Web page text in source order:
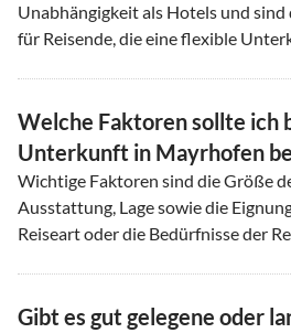
Unabhängigkeit als Hotels und
für Reisende, die eine flexible
Welche Faktoren sollte ich
Unterkunft in Mayrhofen
Wichtige Faktoren sind die Größe
Ausstattung, Lage sowie die
Reiseart oder die Bedürfnisse der
Gibt es gut gelegene oder